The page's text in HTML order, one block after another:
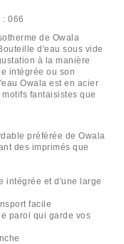
: 066
de Owala
d'eau sous vide
à la manière
intégrée ou son
Owala est en acier
fantaisistes que
préférée de Owala
des imprimés que
intégrée et d'une large
facile
paroi qui garde vos